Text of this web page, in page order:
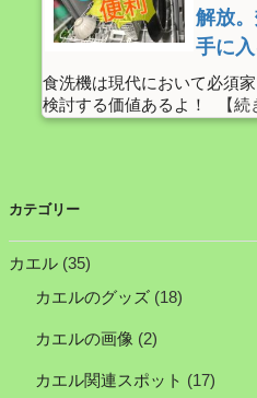
解放
手に入
食洗機は現代において必須
検討する価値あるよ！
カテゴリー
カエル(35)
カエルのグッズ(18)
カエルの画像 (2)
カエル関連スポット (17)